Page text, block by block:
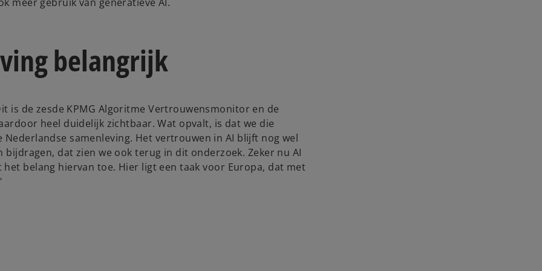
belangrijk
is de zesde KPMG Algoritme Vertrouwensmonitor en de
heel duidelijk zichtbaar. Wat opvalt, is dat we die
samenleving. Het vertrouwen in AI blijft nog wel
dat zien we ook terug in dit onderzoek. Zeker nu AI
belang hiervan toe. Hier ligt een taak voor Europa, dat met